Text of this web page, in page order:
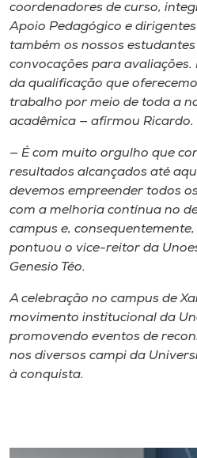
coordenadores de curso,
Apoio Pedagógico e
também os nossos
convocações para
da qualificação que
trabalho por meio de toda a
acadêmica — afirmou Ricardo.
— É com muito orgulho que
resultados alcançados até
devemos empreender todos
com a melhoria contínua no
campus e,
pontuou o vice-reitor da
Genesio Téo.
A celebração no campus de
movimento institucional da
promovendo eventos de
nos diversos campi da
à conquista.